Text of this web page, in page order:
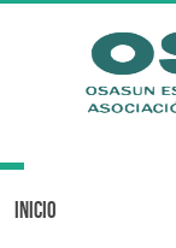
Toggle
Inicio